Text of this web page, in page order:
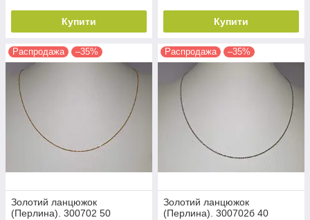
Купити Купити
Распродажа –35%
Золотий ланцюжок
(Перлина). 300702 50
Распродажа –35%
Золотий ланцюжок
(Перлина). 300702б 40